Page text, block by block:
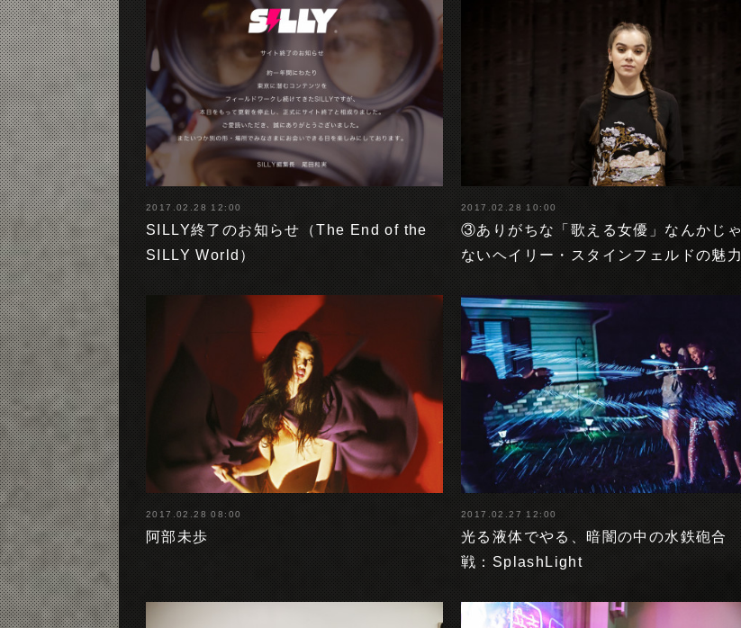
2017.02.28 12:00
SILLY終了のお知らせ（The End of the
SILLY World）
2017.02.28 10:00
③ありがちな「歌える女優」なんかじゃ
ないヘイリー・スタインフェルドの魅力
2017.02.28 08:00
阿部未歩
2017.02.27 12:00
光る液体でやる、暗闇の中の水鉄砲合
戦：SplashLight